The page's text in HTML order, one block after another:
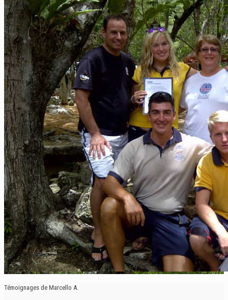
Témoignages de Marcello A.